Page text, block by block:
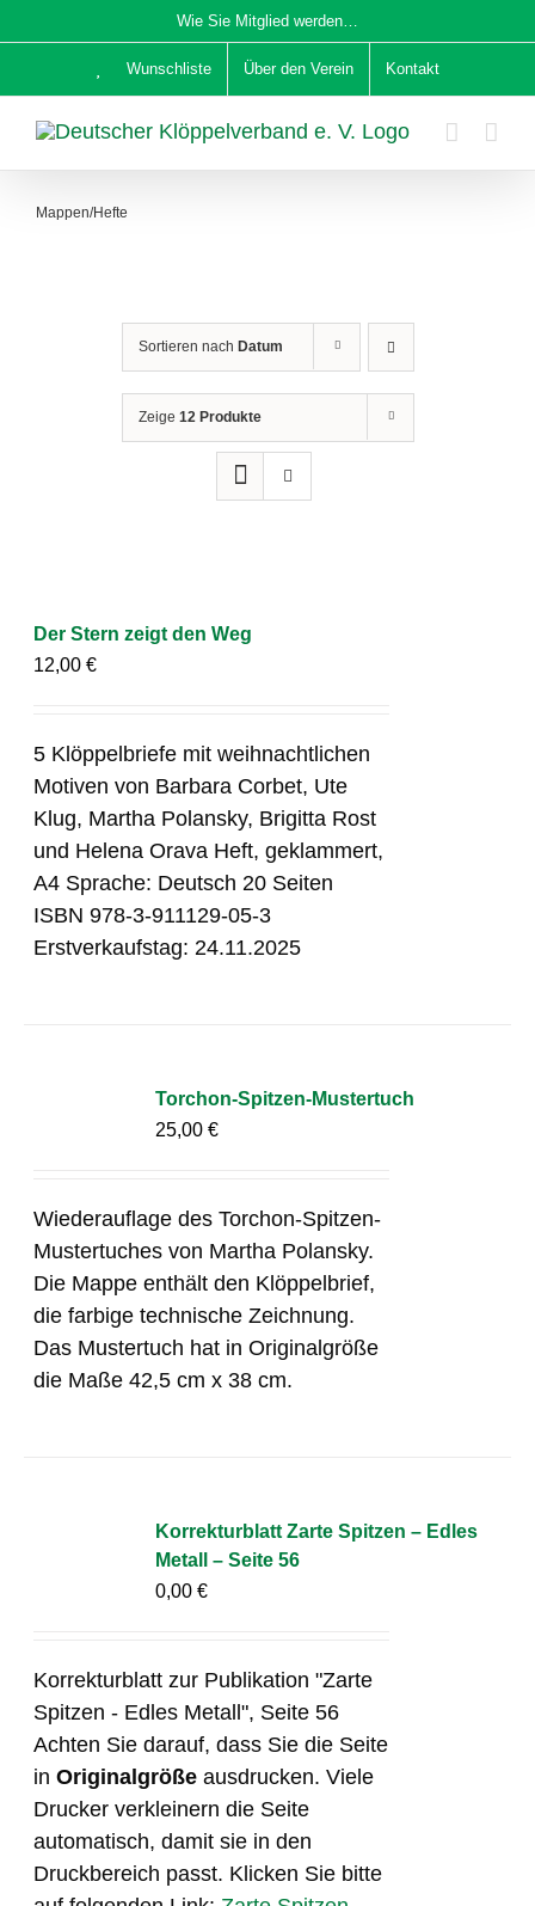
Inhalt
Wie Sie Mitglied werden…
Wunschliste Über den Verein Kontakt
Mappen/Hefte
Sortieren nach Datum
Zeige 12 Produkte
Der Stern zeigt den Weg
12,00€
5 Klöppelbriefe mit weihnachtlichen
Motiven von Barbara Corbet, Ute
Klug, Martha Polansky, Brigitta Rost
und Helena Orava Heft, geklammert,
A4 Sprache: Deutsch 20 Seiten
ISBN 978-3-911129-05-3
Erstverkaufstag: 24.11.2025
Torchon-Spitzen-Mustertuch
25,00€
Wiederauflage des Torchon-Spitzen-
Mustertuches von Martha Polansky.
Die Mappe enthält den Klöppelbrief,
die farbige technische Zeichnung.
Das Mustertuch hat in Originalgröße
die Maße 42,5 cm x 38 cm.
Korrekturblatt Zarte Spitzen – Edles
Metall – Seite 56
0,00€
Korrekturblatt zur Publikation "Zarte
Spitzen - Edles Metall", Seite 56
Achten Sie darauf, dass Sie die Seite
inOriginalgröße ausdrucken. Viele
Drucker verkleinern die Seite
automatisch, damit sie in den
Druckbereich passt. Klicken Sie bitte